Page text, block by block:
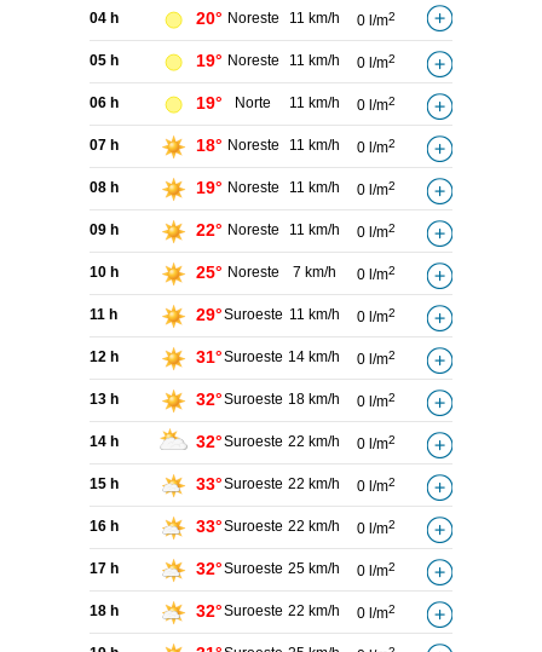
04 h 20° Noreste 11 km/h 0 l/m2
05 h 19° Noreste 11 km/h 0 l/m2
06 h 19° Norte 11 km/h 0 l/m2
07 h 18° Noreste 11 km/h 0 l/m2
08 h 19° Noreste 11 km/h 0 l/m2
09 h 22° Noreste 11 km/h 0 l/m2
10 h 25° Noreste 7 km/h 0 l/m2
11 h 29°Suroeste 11 km/h 0 l/m2
12 h 31°Suroeste 14 km/h 0 l/m2
13 h 32°Suroeste 18 km/h 0 l/m2
14 h 32°Suroeste 22 km/h 0 l/m2
15 h 33°Suroeste 22 km/h 0 l/m2
16 h 33°Suroeste 22 km/h 0 l/m2
17 h 32°Suroeste 25 km/h 0 l/m2
18 h 32°Suroeste 22 km/h 0 l/m2